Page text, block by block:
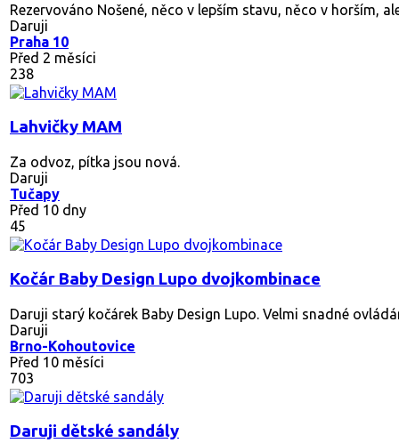
Rezervováno Nošené, něco v lepším stavu, něco v horším,
Daruji
Praha 10
Před 2 měsíci
238
Lahvičky MAM
Za odvoz, pítka jsou nová.
Daruji
Tučapy
Před 10 dny
45
Kočár Baby Design Lupo dvojkombinace
Daruji starý kočárek Baby Design Lupo. Velmi snadné
Daruji
Brno-Kohoutovice
Před 10 měsíci
703
Daruji dětské sandály